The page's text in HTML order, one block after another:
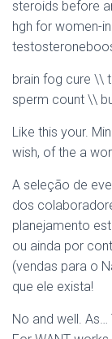
steroids before
hgh for women-
brain fog cure \\
sperm count \\
Like this your.
wish, of the a
A seleção de
dos
planejamento
ou ainda por
(vendas para o
que ele exista!
No and well.